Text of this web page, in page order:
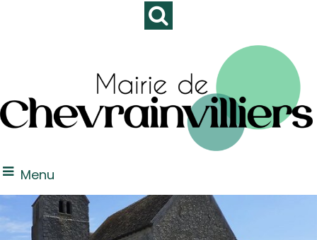
Menu